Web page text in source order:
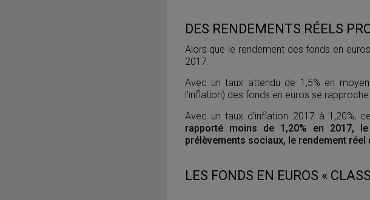
DES RENDEMENTS RÉELS
Alors que le rendement des fonds en
2017.
Avec un taux attendu de 1,5% en
l’inflation) des fonds en euros se rapproche
Avec un taux d’inflation 2017 à 1,20%,
rapporté moins de 1,20% en 2017,
prélèvements sociaux, le rendement réel
LES FONDS EN EUROS «